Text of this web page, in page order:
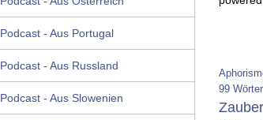
Podcast - Aus Portugal
Podcast - Aus Russland
Podcast - Aus Slowenien
99 Wörter
Zauber